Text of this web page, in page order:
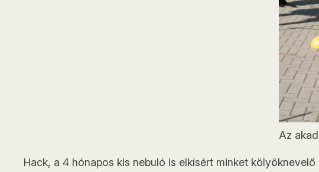
Az
Hack, a 4 hónapos kis nebuló is elkísért minket